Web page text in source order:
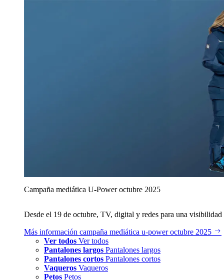
Campaña mediática U‑Power octubre 2025
Desde el 19 de octubre, TV, digital y redes para una
Más información campaña mediática u‑power octubre 2025
Ver todos Ver todos
Pantalones largos Pantalones largos
Pantalones cortos Pantalones cortos
Vaqueros Vaqueros
Petos Petos